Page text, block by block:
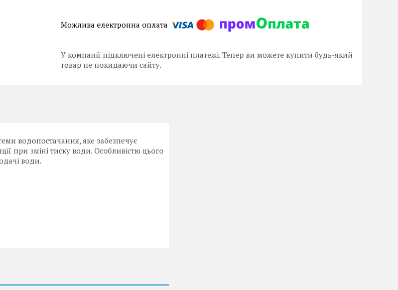
У компанії підключені електронні платежі. Тепер ви можете купити будь-який
товар не покидаючи сайту.
водопостачання, яке забезпечує
при зміні тиску води. Особливістю цього
води.